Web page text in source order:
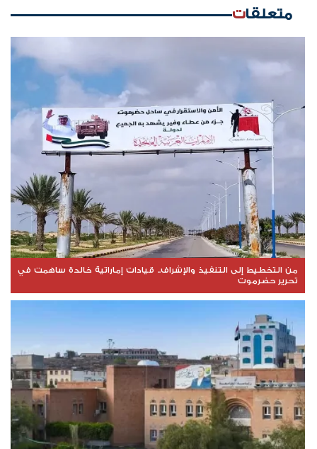
متعلقات
من التخطيط إلى التنفيذ والإشراف.. قيادات إماراتية خالدة ساهمت في
تحرير حضرموت